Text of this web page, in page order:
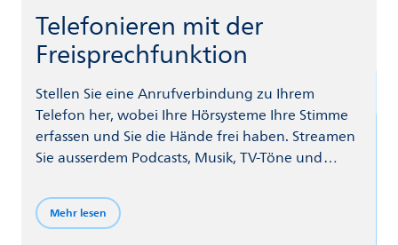
Hörsysteme entstehen und plötzlich auftretende
laute Geräusche.
Telefonieren mit der
Freisprechfunktion
Stellen Sie eine Anrufverbindung zu Ihrem
Telefon her, wobei Ihre Hörsysteme Ihre Stimme
erfassen und Sie die Hände frei haben. Streamen
Sie ausserdem Podcasts, Musik, TV-Töne und
Geräten über die Bluetooth® Technologie direkt
in Ihre Hörsysteme.
Mehr lesen